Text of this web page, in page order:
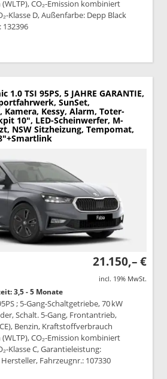
CO₂-Emission kombiniert
Klasse D, Außenfarbe: Depp Black
132396
drucken
1.0 TSI 95PS, 5 JAHRE GARANTIE,
SunSet,
Kessy, Alarm, Toter-
10", LED-Scheinwerfer, M-
NSW Sitzheizung, Tempomat,
21.150,– €
incl. 19% MwSt.
3,5 - 5 Monate
; 5-Gang-Schaltgetriebe, 70 kW
Schalt. 5-Gang, Frontantrieb,
Benzin, Kraftstoffverbrauch
CO₂-Emission kombiniert
Klasse C, Garantieleistung:
Fahrzeugnr.: 107330